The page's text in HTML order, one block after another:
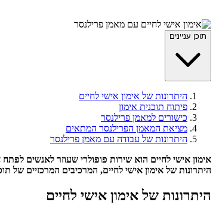
תוכן עניינים
היתרונות של אימון אישי לחיים
פיתוח תוכנית אימון
כישורים למאמן פרילנסר
מציאת המאמן הפרילנסר המתאים
היתרונות של עבודה עם מאמן פרילנסר
אימון אישי לחיים הוא שירות פופולרי שעוזר לאנשים
היתרונות של אימון אישי לחיים, המרכיבים המרכזיים של
היתרונות של אימון אישי לחיים